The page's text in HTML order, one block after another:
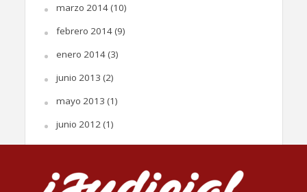
marzo 2014(10)
febrero 2014(9)
enero 2014(3)
junio 2013 (2)
mayo 2013 (1)
junio 2012(1)